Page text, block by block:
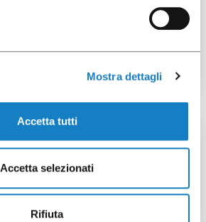
Mostra dettagli
Accetta tutti
Accetta selezionati
Rifiuta
1 pz